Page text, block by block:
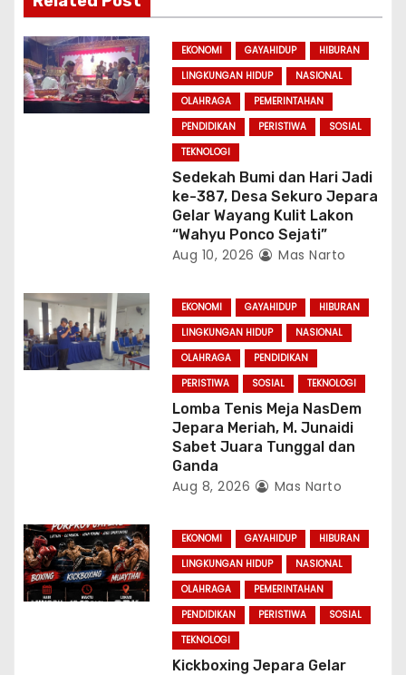
t
i
o
EKONOMI GAYAHIDUP
HIBURAN
LINGKUNGAN HIDUP
NASIONAL
OLAHRAGA
PEMERINTAHAN
PENDIDIKAN
PERISTIWA
SOSIAL
TEKNOLOGI
Sedekah Bumi dan Hari Jadi
ke-387, Desa Sekuro Jepara
Gelar Wayang Kulit Lakon
“Wahyu Ponco Sejati”
Aug 10, 2026 Mas Narto
EKONOMI GAYAHIDUP
HIBURAN
LINGKUNGAN HIDUP
NASIONAL
OLAHRAGA
PENDIDIKAN
PERISTIWA
SOSIAL TEKNOLOGI
Lomba Tenis Meja NasDem
Jepara Meriah, M. Junaidi
Sabet Juara Tunggal dan
Ganda
Aug 8, 2026 Mas Narto
EKONOMI GAYAHIDUP
HIBURAN
LINGKUNGAN HIDUP
NASIONAL
OLAHRAGA
PEMERINTAHAN
PENDIDIKAN
PERISTIWA
SOSIAL
TEKNOLOGI
Kickboxing Jepara Gelar